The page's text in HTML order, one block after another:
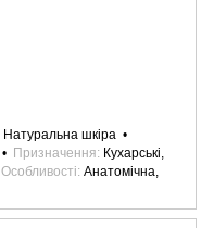
Натуральна шкіра
Призначення
Кухарські,
Особливості Анатомічна,